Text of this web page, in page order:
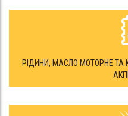
РІДИНИ, МАСЛО МОТОРНЕ ТА